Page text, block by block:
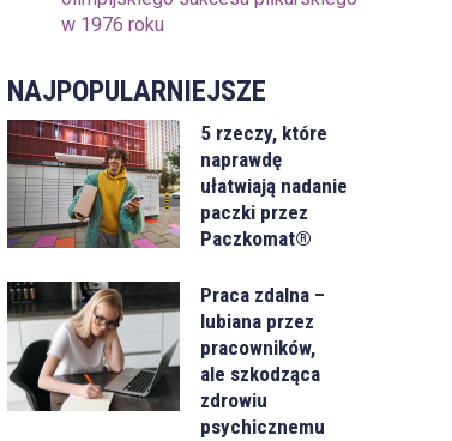
w 1976 roku
NAJPOPULARNIEJSZE
5 rzeczy, które
naprawdę
ułatwiają nadanie
paczki przez
Paczkomat®
Praca zdalna –
lubiana przez
pracowników,
ale szkodząca
zdrowiu
psychicznemu